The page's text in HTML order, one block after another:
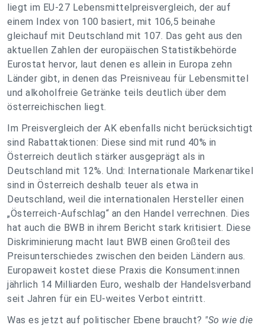
liegt im EU-27 Lebensmittelpreisvergleich, der auf
einem Index von 100 basiert, mit 106,5 beinahe
gleichauf mit Deutschland mit 107. Das geht aus den
aktuellen Zahlen der europäischen Statistikbehörde
Eurostat hervor, laut denen es allein in Europa zehn
Länder gibt, in denen das Preisniveau für Lebensmittel
und alkoholfreie Getränke teils deutlich über dem
österreichischen liegt.
Im Preisvergleich der AK ebenfalls nicht berücksichtigt
sind Rabattaktionen: Diese sind mit rund 40% in
Österreich deutlich stärker ausgeprägt als in
Deutschland mit 12%. Und: Internationale Markenartikel
sind in Österreich deshalb teuer als etwa in
Deutschland, weil die internationalen Hersteller einen
„Österreich-Aufschlag“ an den Handel verrechnen. Dies
hat auch die BWB in ihrem Bericht stark kritisiert. Diese
Diskriminierung macht laut BWB einen Großteil des
Preisunterschiedes zwischen den beiden Ländern aus.
Europaweit kostet diese Praxis die Konsument:innen
jährlich 14 Milliarden Euro, weshalb der Handelsverband
seit Jahren für ein EU-weites Verbot eintritt.
Was es jetzt auf politischer Ebene braucht? "So wie die